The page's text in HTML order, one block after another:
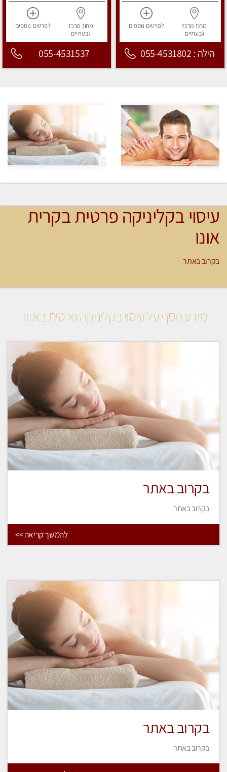
מחוז מרכז
גבעתיים
לפרטים נוספים
הילה : 055-4531802
מחוז מרכז
גבעתיים
לפרטים נוספים
055-4531537
עיסוי בקליניקה פרטית בקרית
אונו
בקרוב באתר
מידע נוסף על עיסוי בקליניקה פרטית באזור
בקרוב באתר
בקרוב באתר
להמשך קריאה >>
בקרוב באתר
בקרוב באתר